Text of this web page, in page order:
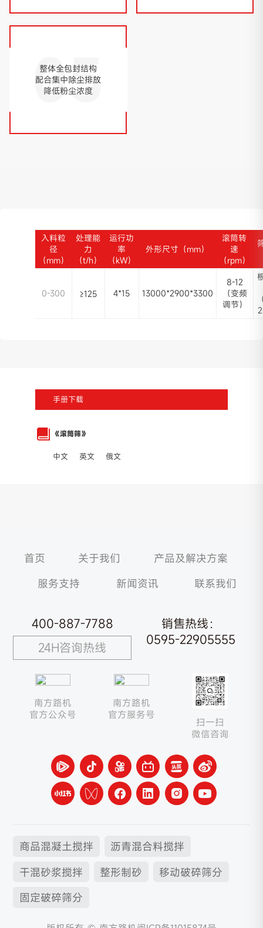
05
整体全包封结构
配合集中除尘排放
降低粉尘浓度
入料粒
径
（mm）
处理能
力
（t/h）
运行功
率
（kW）
外形尺寸（mm）
滚筒转
速
（rpm）
0-300 ≥125 4*15 13000*2900*3300
8-12
（变频
调节）
手册下载
《滚筒筛》
中文 英文 俄文
首页 关于我们
产品及解决方案
服务支持
新闻资讯 联系我们
400-887-7788
24H咨询热线
销售热线：
0595-22905555
南方路机
官方公众号
南方路机
官方服务号
扫一扫
微信咨询
商品混凝土搅拌
沥青混合料搅拌
干混砂浆搅拌
整形制砂
移动破碎筛分
固定破碎筛分